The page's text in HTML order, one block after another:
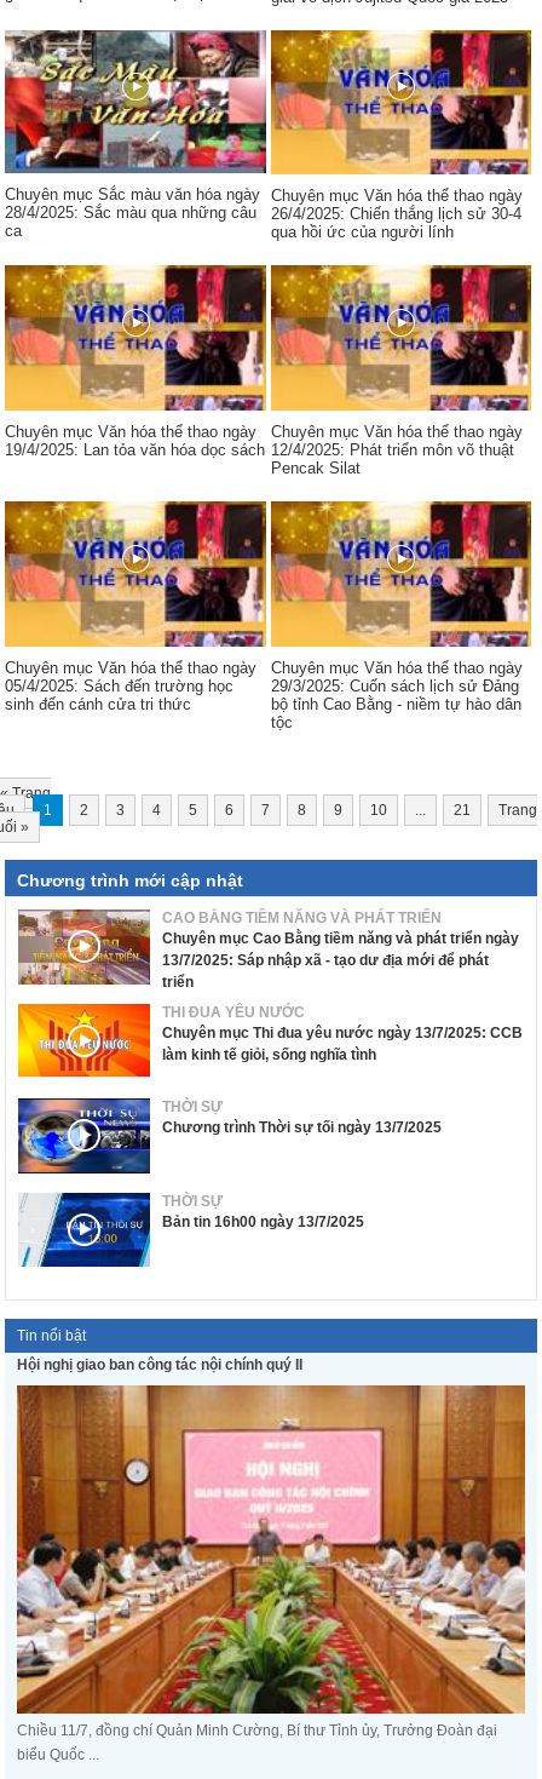
Chuyên mục Sắc màu văn hóa ngày
28/4/2025: Sắc màu qua những câu
ca
Chuyên mục Văn hóa thể thao ngày
26/4/2025: Chiến thắng lịch sử 30-4
qua hồi ức của người lính
Chuyên mục Văn hóa thể thao ngày
19/4/2025: Lan tỏa văn hóa dọc sách
Chuyên mục Văn hóa thể thao ngày
12/4/2025: Phát triển môn võ thuật
Pencak Silat
Chuyên mục Văn hóa thể thao ngày
05/4/2025: Sách đến trường học
sinh đến cánh cửa tri thức
Chuyên mục Văn hóa thể thao ngày
29/3/2025: Cuốn sách lịch sử Đảng
bộ tỉnh Cao Bằng - niềm tự hào dân
tộc
«Trang
1 2 3 4 5 6 7 8 9 10 ... 21
Trang
»
Chương trình mới cập nhật
CAO BẰNG TIỀM NĂNG VÀ PHÁT TRIỂN
Chuyên mục Cao Bằng tiềm năng và phát triển ngày
13/7/2025: Sáp nhập xã - tạo dư địa mới để phát
triển
THI ĐUA YÊU NƯỚC
Chuyên mục Thi đua yêu nước ngày 13/7/2025: CCB
làm kinh tế giỏi, sống nghĩa tình
THỜI SỰ
Chương trình Thời sự tối ngày 13/7/2025
THỜI SỰ
Bản tin 16h00 ngày 13/7/2025
Tin nổi bật
Hội nghị giao ban công tác nội chính quý II
Chiều 11/7, đồng chí Quản Minh Cường, Bí thư Tỉnh ủy, Trưởng Đoàn đại
biểu Quốc ...